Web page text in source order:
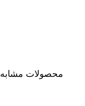
محصولات مشابه